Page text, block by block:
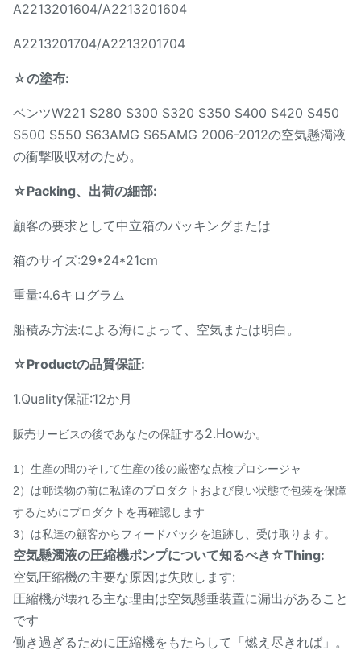
A2213201604/A2213201604
A2213201704/A2213201704
☆の塗布:
ベンツW221 S280 S300 S320 S350 S400 S420 S450
S500 S550 S63AMG S65AMG 2006-2012の空気懸濁液
の衝撃吸収材のため。
☆Packing、出荷の細部:
顧客の要求として中立箱のパッキングまたは
箱のサイズ:29*24*21cm
重量:4.6キログラム
船積み方法:による海によって、空気または明白。
☆Productの品質保証:
1.Quality保証:12か月
販売サービスの後であなたの保証する2.Howか。
1）生産の間のそして生産の後の厳密な点検プロシージャ
2）は郵送物の前に私達のプロダクトおよび良い状態で包装を保障
するためにプロダクトを再確認します
3）は私達の顧客からフィードバックを追跡し、受け取ります。
空気懸濁液の圧縮機ポンプについて知るべき☆Thing:
空気圧縮機の主要な原因は失敗します:
圧縮機が壊れる主な理由は空気懸垂装置に漏出があること
です
働き過ぎるために圧縮機をもたらして「燃え尽きれば」。